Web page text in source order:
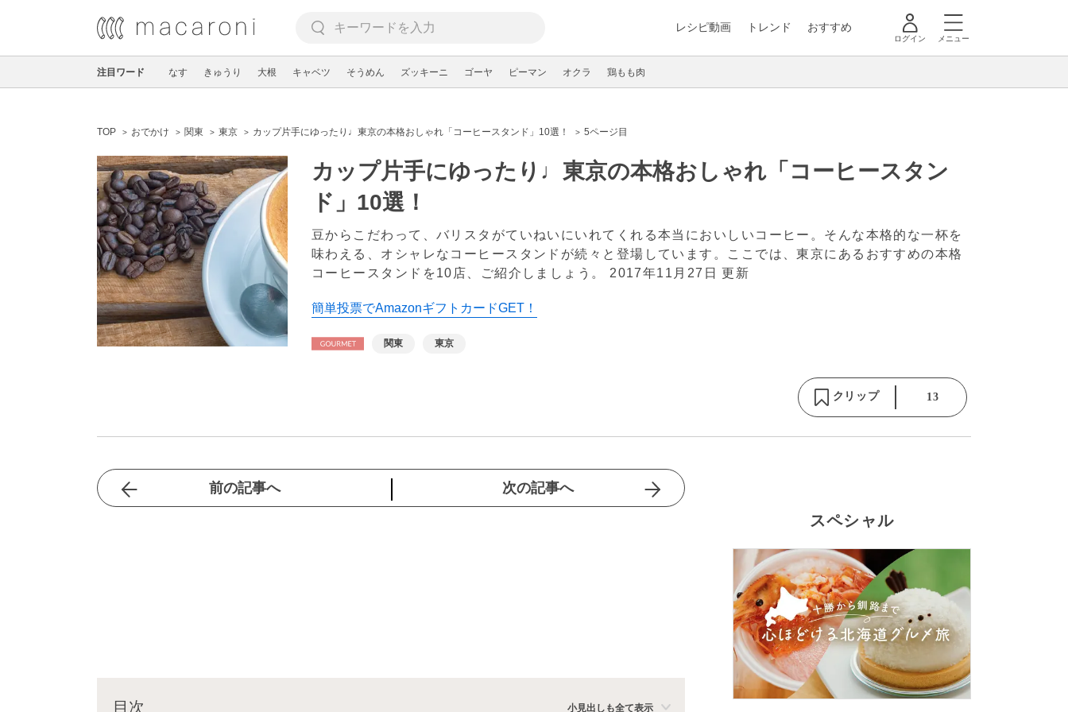
レシピ動画 トレンド おすすめ
ログイン メニュー
注目ワード なす きゅうり 大根 キャベツ そうめん ズッキーニ ゴーヤ ピーマン オクラ 鶏もも肉
TOP おでかけ 関東 東京 カップ片手にゆったり♩東京の本格おしゃれ「コーヒースタンド」10選！ 5ページ目
カップ片手にゆったり♩東京の本格おしゃれ「コーヒースタン
ド」10選！
豆からこだわって、バリスタがていねいにいれてくれる本当においしいコーヒー。そんな本格的な一杯を
味わえる、オシャレなコーヒースタンドが続々と登場しています。ここでは、東京にあるおすすめの本格
コーヒースタンドを10店、ご紹介しましょう。 2017年11月27日 更新
簡単投票でAmazonギフトカードGET！
関東 東京
クリップ 13
前の記事へ 次の記事へ
目次 小見出しも全て表示
スペシャル